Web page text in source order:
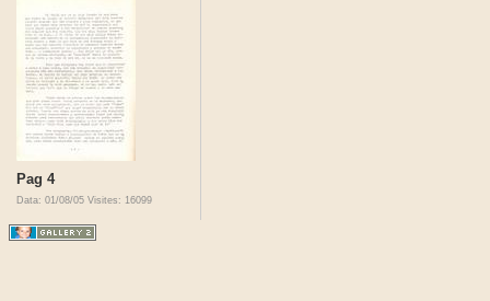
Pag 4
Data: 01/08/05 Visites: 16099